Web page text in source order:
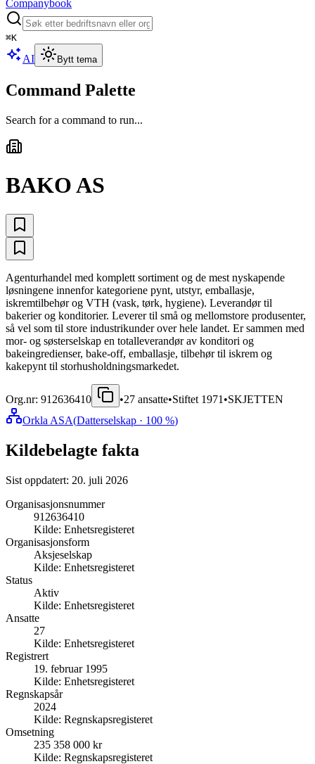
Companybook
⌘K
AI Bytt tema
Command Palette
Search for a command to run...
BAKO AS
Agenturhandel med komplett sortiment og de mest nyskapende
løsningene innenfor kategoriene pynt, utstyr, emballasje,
iskremtilbehør og VTH (vask, tørk, hygiene). Leverandør til
bakerier og konditorier. Leverer til små og mellomstore produsenter,
så vel som til store industrikunder over hele landet. Er sammen med
mor- og søsterselskap en totalleverandør av konditori og
bakeingredienser, bake-off, emballasje, tilbehør til iskrem og
kakepynt til storhusholdningsmarkedet.
Org.nr: 912636410 •27 ansatte•Stiftet 1971 •SKJETTEN
Orkla ASA(Datterselskap · 100 %)
Kildebelagte fakta
Sist oppdatert: 20. juli 2026
Organisasjonsnummer
912636410
Kilde: Enhetsregisteret
Organisasjonsform
Aksjeselskap
Kilde: Enhetsregisteret
Status
Aktiv
Kilde: Enhetsregisteret
Ansatte
27
Kilde: Enhetsregisteret
Registrert
19. februar 1995
Kilde: Enhetsregisteret
Regnskapsår
2024
Kilde: Regnskapsregisteret
Omsetning
235 358 000 kr
Kilde: Regnskapsregisteret